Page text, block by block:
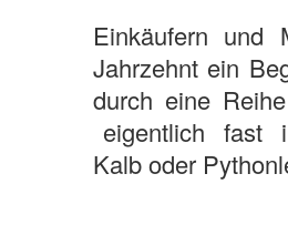
Einkäufern und
Jahrzehnt ein
durch eine
eigentlich fast
Kalb­ oder